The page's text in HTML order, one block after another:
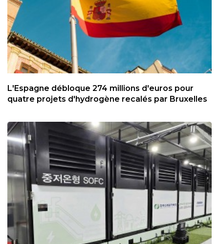
L'Espagne débloque 274 millions d'euros pour
quatre projets d'hydrogène recalés par Bruxelles